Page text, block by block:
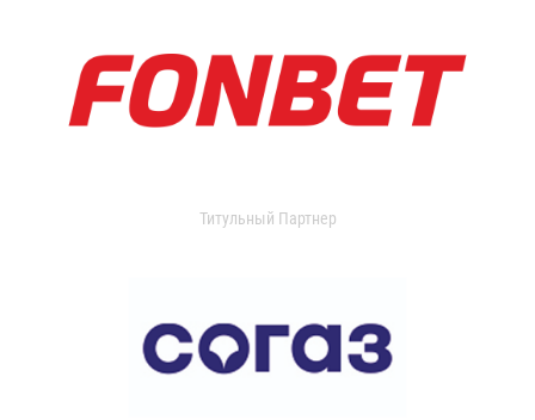
Титульный Партнер